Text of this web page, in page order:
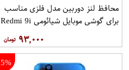
محافظ لنز دوربین مدل فلزی مناسب
برای گوشی موبایل شیائومی Redmi 9i
۹۳,۰۰۰
5%